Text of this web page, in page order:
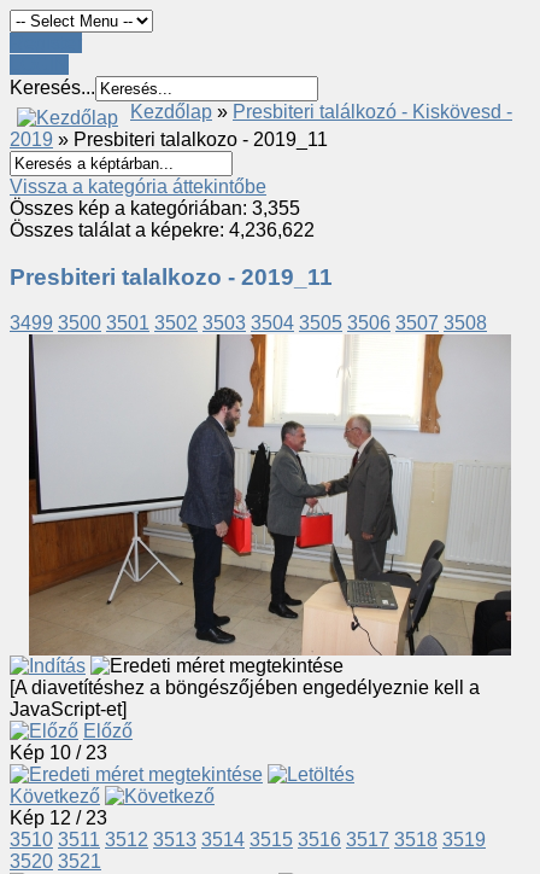
Keresés...
Kezdőlap » Presbiteri találkozó - Kiskövesd -
2019 » Presbiteri talalkozo - 2019_11
Vissza a kategória áttekintőbe
Összes kép a kategóriában: 3,355
Összes találat a képekre: 4,236,622
Presbiteri talalkozo - 2019_11
3499 3500 3501 3502 3503 3504 3505 3506 3507 3508
[A diavetítéshez a böngészőjében engedélyeznie kell a
JavaScript-et]
Előző
Kép 10 / 23
Következő
Kép 12 / 23
3510 3511 3512 3513 3514 3515 3516 3517 3518 3519
3520 3521